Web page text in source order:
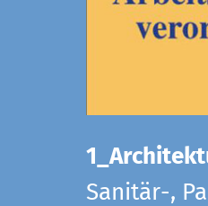
Sanitär-,